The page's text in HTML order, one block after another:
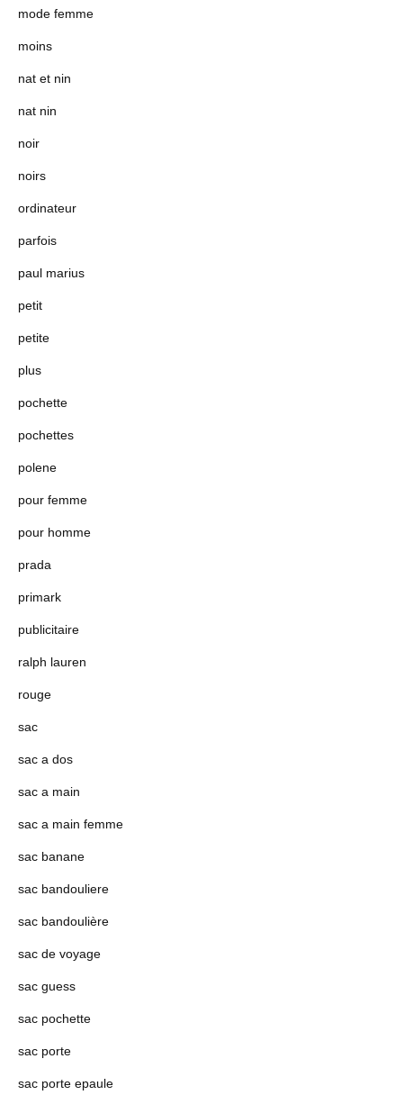
mode femme
moins
nat et nin
nat nin
noir
noirs
ordinateur
parfois
paul marius
petit
petite
plus
pochette
pochettes
polene
pour femme
pour homme
prada
primark
publicitaire
ralph lauren
rouge
sac
sac a dos
sac a main
sac a main femme
sac banane
sac bandouliere
sac bandoulière
sac de voyage
sac guess
sac pochette
sac porte
sac porte epaule